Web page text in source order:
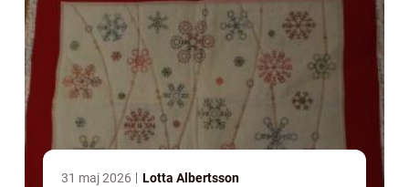
31 maj 2026 Lotta Albertsson